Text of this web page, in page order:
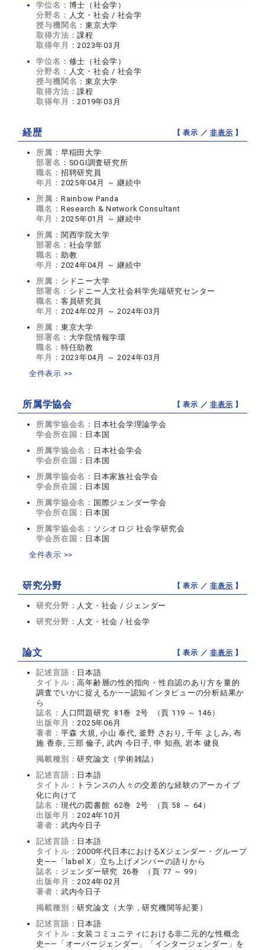
学位名： 博士（社会学）
分野名： 人文・社会 / 社会学
授与機関名：東京大学
取得方法：課程
取得年月：2023年03月
学位名： 修士（社会学）
分野名： 人文・社会 / 社会学
授与機関名：東京大学
取得方法：課程
取得年月：2019年03月
経歴 【 表示 ／非表示 】
所属： 早稲田大学
部署名： SOGI調査研究所
職名： 招聘研究員
年月： 2025年04月 ～ 継続中
所属： Rainbow Panda
職名： Research & Network Consultant
年月： 2025年01月 ～ 継続中
所属： 関西学院大学
部署名： 社会学部
職名： 助教
年月： 2024年04月 ～ 継続中
所属： シドニー大学
部署名： シドニー人文社会科学先端研究センター
職名： 客員研究員
年月： 2024年02月 ～ 2024年03月
所属： 東京大学
部署名： 大学院情報学環
職名： 特任助教
年月： 2023年04月 ～ 2024年03月
全件表示 >>
所属学協会 【 表示 ／非表示 】
所属学協会名： 日本社会学理論学会
学会所在国： 日本国
所属学協会名： 日本社会学会
学会所在国： 日本国
所属学協会名： 日本家族社会学会
学会所在国： 日本国
所属学協会名： 国際ジェンダー学会
学会所在国： 日本国
所属学協会名： ソシオロジ 社会学研究会
学会所在国： 日本国
全件表示 >>
研究分野 【 表示 ／非表示 】
研究分野： 人文・社会 / ジェンダー
研究分野： 人文・社会 / 社会学
論文 【 表示 ／非表示 】
記述言語： 日本語
タイトル：高年齢層の性的指向・性自認のあり方を量的
調査でいかに捉えるか――認知インタビューの分析結果か
ら
誌名： 人口問題研究 81巻 2号 （頁 119 ～ 146）
出版年月：2025年06月
著者： 平森 大規, 小山 泰代, 釜野 さおり, 千年 よしみ, 布
施 香奈, 三部 倫子, 武内 今日子, 申 知燕, 岩本 健良
掲載種別：研究論文（学術雑誌）
記述言語： 日本語
タイトル： トランスの人々の交差的な経験のアーカイブ
化に向けて
誌名： 現代の図書館 62巻 2号 （頁 58 ～ 64）
出版年月：2024年10月
著者： 武内今日子
記述言語： 日本語
タイトル：2000年代日本におけるXジェンダー・グループ
史――「label X」立ち上げメンバーの語りから
誌名： ジェンダー研究 26巻 （頁 77 ～ 99）
出版年月：2024年02月
著者： 武内今日子
掲載種別：研究論文（大学，研究機関等紀要）
記述言語： 日本語
タイトル：女装コミュニティにおける非二元的な性概念
史――「オーバージェンダー」「インタージェンダー」を